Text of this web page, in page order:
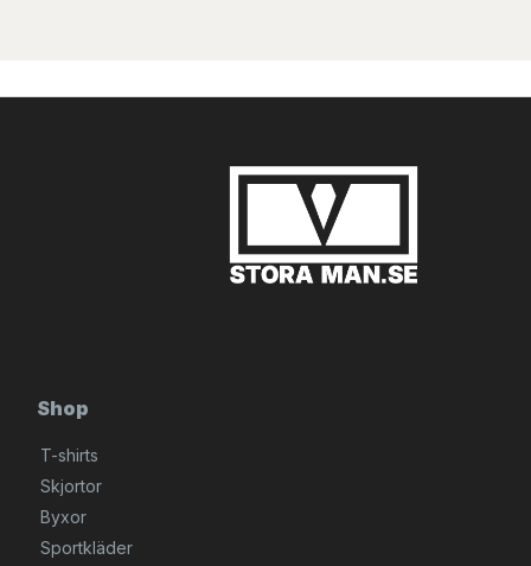
Shop
T-shirts
Skjortor
Byxor
Sportkläder